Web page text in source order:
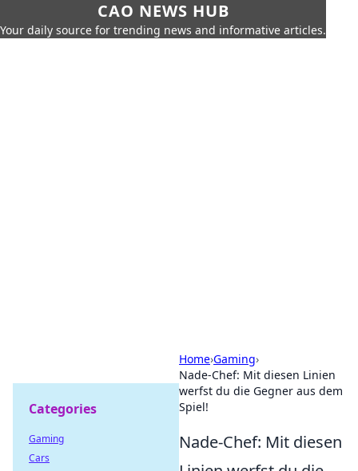
CAO NEWS HUB
Your daily source for trending news and informative articles.
Home›Gaming›
Nade-Chef: Mit diesen Linien
werfst du die Gegner aus dem
Spiel!
Nade-Chef: Mit diesen
Categories
Gaming
Cars